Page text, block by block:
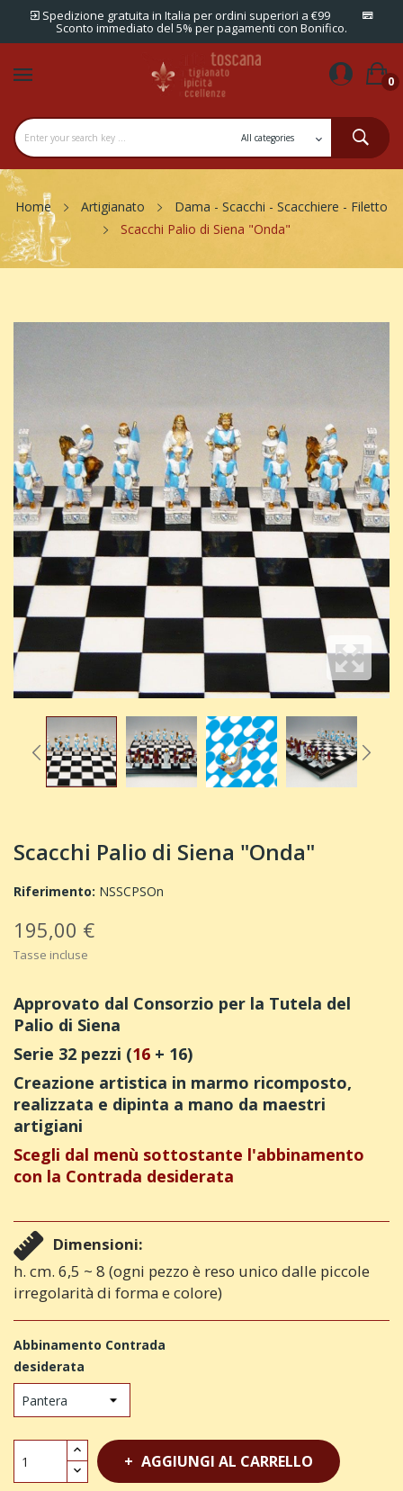
Spedizione gratuita in Italia per ordini superiori a €99
Sconto immediato del 5% per pagamenti con Bonifico.
0
Home Artigianato
Dama - Scacchi - Scacchiere - Filetto
Scacchi Palio di Siena "Onda"
Scacchi Palio di Siena "Onda"
Riferimento: NSSCPSOn
195,00 €
Tasse incluse
Approvato dal Consorzio per la Tutela del
Palio di Siena
Serie 32 pezzi (16 + 16)
Creazione artistica in marmo ricomposto,
realizzata e dipinta a mano da maestri
artigiani
Scegli dal menù sottostante l'abbinamento
con la Contrada desiderata
Dimensioni:
h. cm. 6,5 ~ 8 (ogni pezzo è reso unico dalle piccole
irregolarità di forma e colore)
Abbinamento Contrada
desiderata
AGGIUNGI AL CARRELLO